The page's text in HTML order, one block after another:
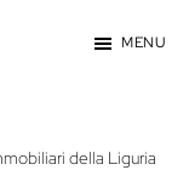
MENU
della Liguria